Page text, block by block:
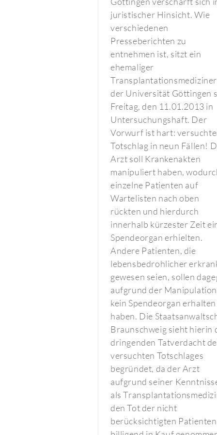
juristischer Hinsicht. Wie
verschiedenen
Presseberichten zu
entnehmen ist, sitzt ein
ehemaliger
Transplantationsmediziner
der Universität Göttingen
Freitag, den 11.01.2013 in
Untersuchungshaft. Der
Vorwurf ist hart:
Totschlag in neun Fällen!
Arzt soll Krankenakten
manipuliert haben,
einzelne Patienten auf
Wartelisten nach oben
rückten und hierdurch
innerhalb kürzester Zeit
Spendeorgan erhielten.
Andere Patienten, die
lebensbedrohlicher
gewesen seien, sollen
aufgrund der
kein Spendeorgan erhalten
haben. Die
Braunschweig sieht hierin
dringenden Tatverdacht
versuchten Totschlages
begründet, da der Arzt
aufgrund seiner
als
den Tot der nicht
berücksichtigten Patienten